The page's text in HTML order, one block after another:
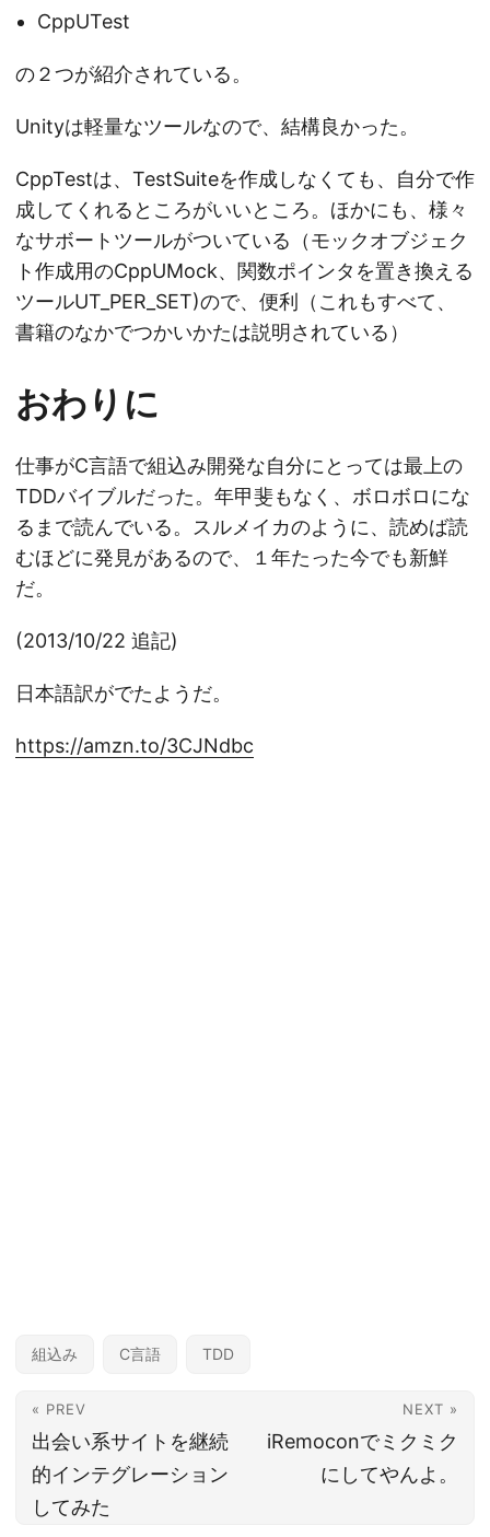
CppUTest
の２つが紹介されている。
Unityは軽量なツールなので、結構良かった。
CppTestは、TestSuiteを作成しなくても、自分で作
成してくれるところがいいところ。ほかにも、様々
なサボートツールがついている（モックオブジェク
ト作成用のCppUMock、関数ポインタを置き換える
ツールUT_PER_SET)ので、便利（これもすべて、
書籍のなかでつかいかたは説明されている）
おわりに
仕事がC言語で組込み開発な自分にとっては最上の
TDDバイブルだった。年甲斐もなく、ボロボロにな
るまで読んでいる。スルメイカのように、読めば読
むほどに発見があるので、１年たった今でも新鮮
だ。
(2013/10/22 追記)
日本語訳がでたようだ。
https://amzn.to/3CJNdbc
組込み C言語 TDD
« PREV
出会い系サイトを継続
的インテグレーション
してみた
NEXT »
iRemoconでミクミク
にしてやんよ。